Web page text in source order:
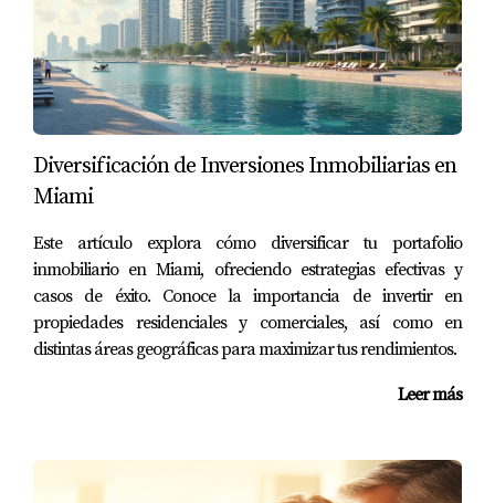
extranjeros, veamos tres casos prácticos:
Caso 1: Inversor Canadiense Comprando
una Propiedad Residencial
Juan, un inversionista canadiense, decide comprar
una propiedad residencial en Miami. Con un
excelente historial crediticio y una aportación inicial
en un préstamo convencional a 30 años. Esto le
permite mantener sus pagos mensuales bajos
mientras disfruta de la apreciación del valor de su
propiedad.
Caso 2: Inversor Europeo Adquiriendo un
compra de un edificio comercial en Orlando. Al no
Diversificación de Inversiones Inmobiliarias en
Miami
Este artículo explora cómo diversificar tu portafolio
inmobiliario en Miami, ofreciendo estrategias efectivas y
casos de éxito. Conoce la importancia de invertir en
propiedades residenciales y comerciales, así como en
distintas áreas geográficas para maximizar tus rendimientos.
Leer más